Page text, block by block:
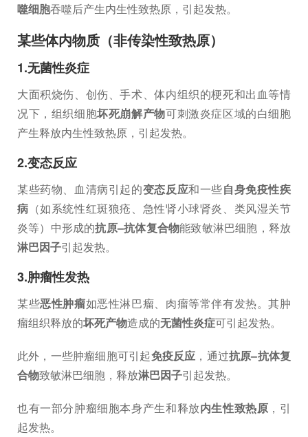
噬细胞吞噬后产生内生性致热原，引起发热。
某些体内物质（非传染性致热原）
1.无菌性炎症
大面积烧伤、创伤、手术、体内组织的梗死和出血等情
况下，组织细胞坏死崩解产物可刺激炎症区域的白细胞
产生释放内生性致热原，引起发热。
2.变态反应
某些药物、血清病引起的变态反应和一些自身免疫性疾
病 （如系统性红斑狼疮、急性肾小球肾炎、类风湿关节
炎等）中形成的抗原–抗体复合物能致敏淋巴细胞，释放
淋巴因子引起发热。
3.肿瘤性发热
某些恶性肿瘤如恶性淋巴瘤、肉瘤等常伴有发热。其肿
瘤组织释放的坏死产物造成的无菌性炎症可引起发热。
此外，一些肿瘤细胞可引起免疫反应 ，通过抗原–抗体复
合物致敏淋巴细胞，释放淋巴因子引起发热。
也有一部分肿瘤细胞本身产生和释放内生性致热原 ，引
起发热。